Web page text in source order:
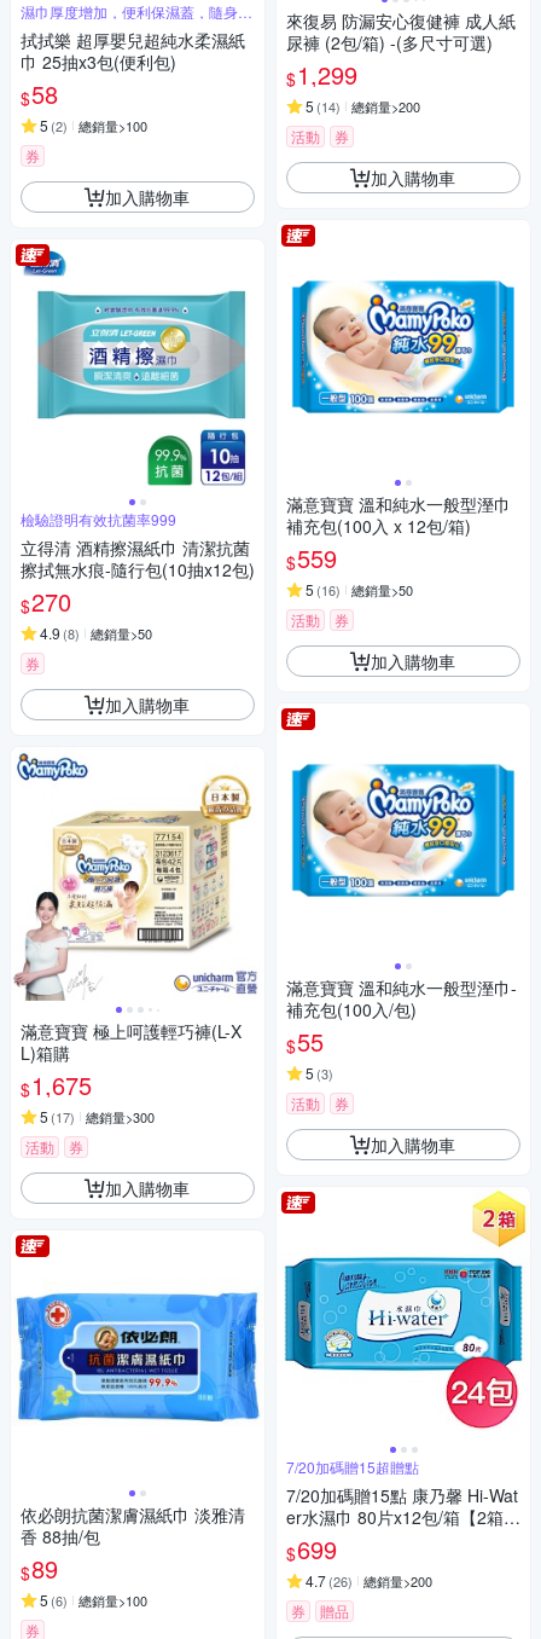
濕巾厚度增加，便利保濕蓋，隨身攜
帶好方便
拭拭樂 超厚嬰兒超純水柔濕紙
巾 25抽x3包(便利包)
$58
5 (2) 總銷量>100
券
加入購物車
檢驗證明有效抗菌率999
立得清 酒精擦濕紙巾 清潔抗菌
擦拭無水痕-隨行包(10抽x12包)
$270
4.9 (8) 總銷量>50
券
加入購物車
滿意寶寶 極上呵護輕巧褲(L-X
L)箱購
$1,675
5 (17) 總銷量>300
活動 券
加入購物車
依必朗抗菌潔膚濕紙巾 淡雅清
香 88抽/包
$89
5 (6) 總銷量>100
券
來復易 防漏安心復健褲 成人紙
尿褲 (2包/箱) -(多尺寸可選)
$1,299
5 (14) 總銷量>200
活動 券
加入購物車
滿意寶寶 溫和純水一般型溼巾
補充包(100入 x 12包/箱)
$559
5 (16) 總銷量>50
活動 券
加入購物車
滿意寶寶 溫和純水一般型溼巾-
補充包(100入/包)
$55
5 (3)
活動 券
加入購物車
7/20加碼贈15超贈點
7/20加碼贈15點 康乃馨 Hi-Wat
er水濕巾 80片x12包/箱【2箱組
24包】
$699
4.7(26) 總銷量>200
券 贈品